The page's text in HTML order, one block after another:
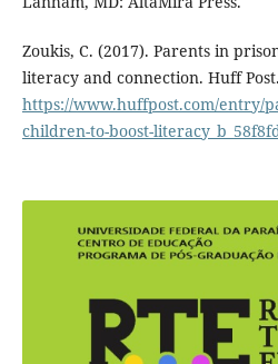
Zoukis, C. (2017). Parents in
literacy and connection. Huff
https://www.huffpost.com/entry/
children-to-boost-